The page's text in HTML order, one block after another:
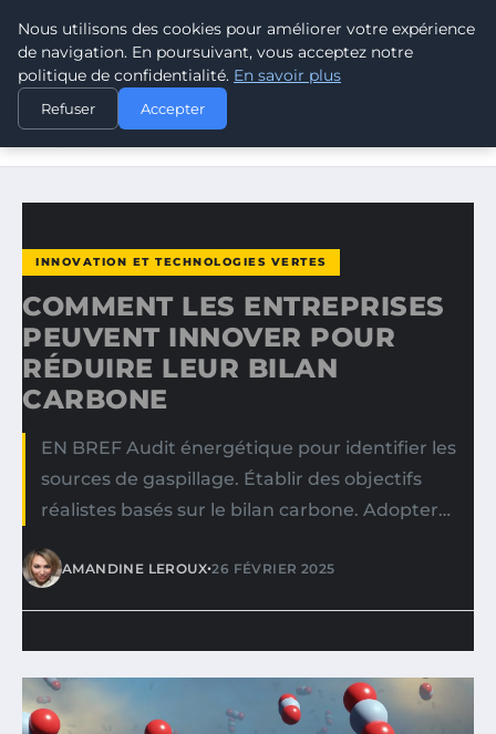
CLIMATE GUARDIAN
ACCUEIL
INNOVATION ET TECHNOLOGIES VERTES
COMMENT LES ENTREPRISES PEUVENT INNOVER POUR
INNOVATION ET TECHNOLOGIES VERTES
COMMENT LES ENTREPRISES
PEUVENT INNOVER POUR
RÉDUIRE LEUR BILAN
CARBONE
EN BREF Audit énergétique pour identifier les
sources de gaspillage. Établir des objectifs
réalistes basés sur le bilan carbone. Adopter…
AMANDINE LEROUX•26 FÉVRIER 2025
Nous utilisons des cookies pour améliorer votre expérience
de navigation. En poursuivant, vous acceptez notre
politique de confidentialité. En savoir plus
Refuser Accepter